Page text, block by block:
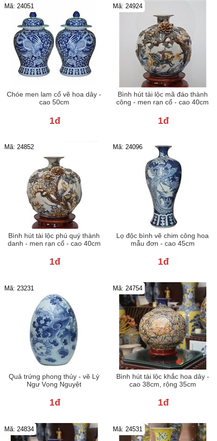
Chóe men lam cổ vẽ hoa dây -
cao 50cm
Mã: 24051
1đ
Bình hút tài lộc mã đáo thành
công - men rạn cổ - cao 40cm
Mã: 24924
1đ
Bình hút tài lộc phú quý thành
danh - men rạn cổ - cao 40cm
Mã: 24852
1đ
Lọ độc bình vẽ chim công hoa
mẫu đơn - cao 45cm
Mã: 24096
1đ
Quả trứng phong thủy - vẽ Lý
Ngư Vọng Nguyệt
Mã: 23231
1đ
Bình hút tài lộc khắc hoa dây -
cao 38cm, rộng 35cm
Mã: 24754
1đ
Mã: 24834 Mã: 24531